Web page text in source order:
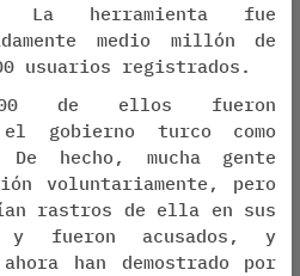
La herramienta fue
medio millón de
usuarios registrados.
de ellos fueron
gobierno turco como
hecho, mucha gente
voluntariamente, pero
rastros de ella en sus
y fueron acusados, y
han demostrado por